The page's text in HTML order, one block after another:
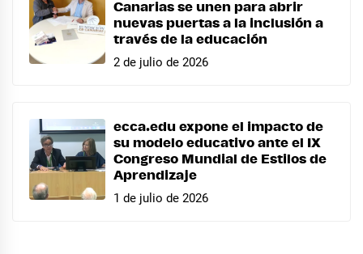
Canarias se unen para abrir
nuevas puertas a la inclusión a
través de la educación
2 de julio de 2026
ecca.edu expone el impacto de
su modelo educativo ante el IX
Congreso Mundial de Estilos de
Aprendizaje
1 de julio de 2026